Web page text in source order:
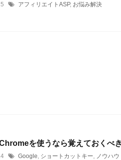
アフィリエイトASP, お悩み解決
を使うなら覚えておくべ
Google, ショートカットキー, ノウハウ